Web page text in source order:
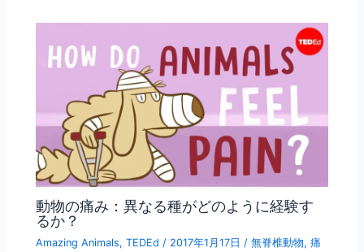
動物の痛み：異なる種がどのように経験す
るか？
Amazing Animals,TEDEd / 2017年1月17日/無脊椎動物,痛